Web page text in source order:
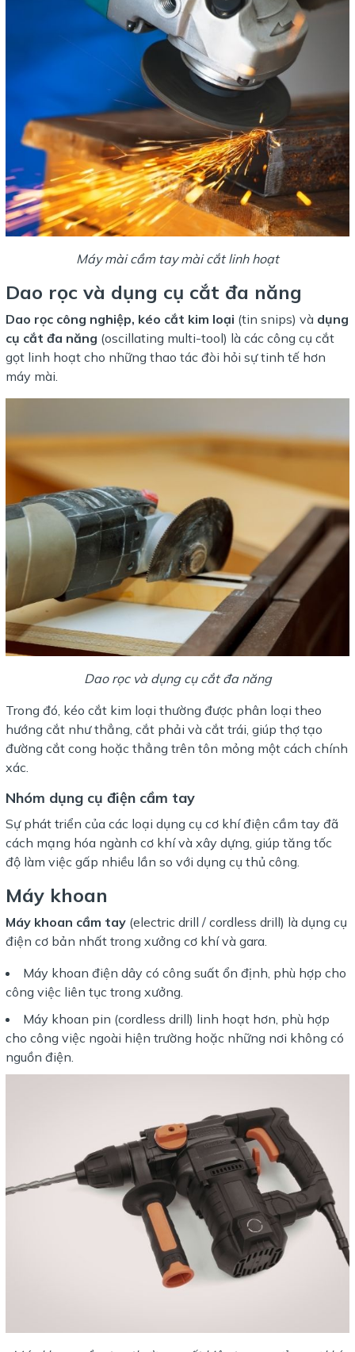
Máy mài cầm tay mài cắt linh hoạt
Dao rọc và dụng cụ cắt đa năng
Dao rọc công nghiệp, kéo cắt kim loại (tin snips) và dụng
cụ cắt đa năng (oscillating multi-tool) là các công cụ cắt
gọt linh hoạt cho những thao tác đòi hỏi sự tinh tế hơn
máy mài.
Dao rọc và dụng cụ cắt đa năng
Trong đó, kéo cắt kim loại thường được phân loại theo
hướng cắt như thẳng, cắt phải và cắt trái, giúp thợ tạo
đường cắt cong hoặc thẳng trên tôn mỏng một cách chính
xác.
Nhóm dụng cụ điện cầm tay
Sự phát triển của các loại dụng cụ cơ khí điện cầm tay đã
cách mạng hóa ngành cơ khí và xây dựng, giúp tăng tốc
độ làm việc gấp nhiều lần so với dụng cụ thủ công.
Máy khoan
Máy khoan cầm tay (electric drill / cordless drill) là dụng cụ
điện cơ bản nhất trong xưởng cơ khí và gara.
Máy khoan điện dây có công suất ổn định, phù hợp cho
công việc liên tục trong xưởng.
Máy khoan pin (cordless drill) linh hoạt hơn, phù hợp
cho công việc ngoài hiện trường hoặc những nơi không có
nguồn điện.